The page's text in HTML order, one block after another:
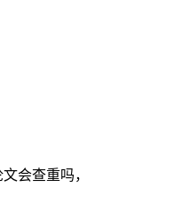
会查重吗，